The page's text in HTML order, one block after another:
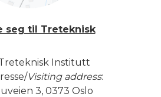
seg til Treteknisk
Institutt
Visiting address:
3, 0373 Oslo